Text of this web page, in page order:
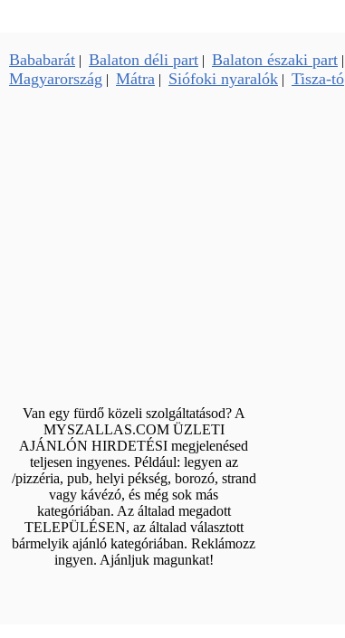
Bababarát | Balaton déli part | Balaton északi part |
Magyarország | Mátra | Siófoki nyaralók | Tisza-tó
Van egy fürdő közeli szolgáltatásod? A
MYSZALLAS.COM ÜZLETI
AJÁNLÓN HIRDETÉSI megjelenésed
teljesen ingyenes. Például: legyen az
/pizzéria, pub, helyi pékség, borozó, strand
vagy kávézó, és még sok más
kategóriában. Az általad megadott
TELEPÜLÉSEN, az általad választott
bármelyik ajánló kategóriában. Reklámozz
ingyen. Ajánljuk magunkat!